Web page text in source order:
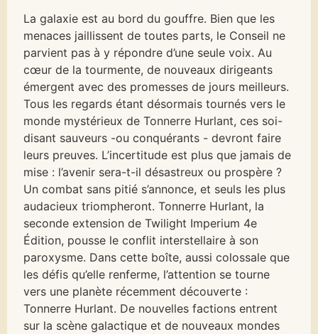
La galaxie est au bord du gouffre. Bien que les
menaces jaillissent de toutes parts, le Conseil ne
parvient pas à y répondre d’une seule voix. Au
cœur de la tourmente, de nouveaux dirigeants
émergent avec des promesses de jours meilleurs.
Tous les regards étant désormais tournés vers le
monde mystérieux de Tonnerre Hurlant, ces soi-
disant sauveurs -ou conquérants - devront faire
leurs preuves. L’incertitude est plus que jamais de
mise : l’avenir sera-t-il désastreux ou prospère ?
Un combat sans pitié s’annonce, et seuls les plus
audacieux triompheront. Tonnerre Hurlant, la
seconde extension de Twilight Imperium 4e
Édition, pousse le conflit interstellaire à son
paroxysme. Dans cette boîte, aussi colossale que
les défis qu’elle renferme, l’attention se tourne
vers une planète récemment découverte :
Tonnerre Hurlant. De nouvelles factions entrent
sur la scène galactique et de nouveaux mondes